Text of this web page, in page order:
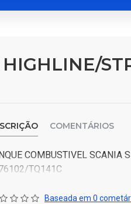
COMENTÁRIOS
COMBUSTIVEL
TQ141C
Baseada em 0